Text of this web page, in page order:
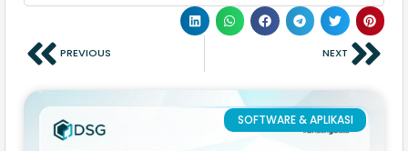
PREVIOUS NEXT
SOFTWARE & APLIKASI